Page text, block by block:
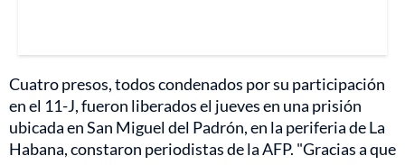
Cuatro presos, todos condenados por su participación
en el 11-J, fueron liberados el jueves en una prisión
ubicada en San Miguel del Padrón, en la periferia de La
Habana, constaron periodistas de la AFP. "Gracias a que